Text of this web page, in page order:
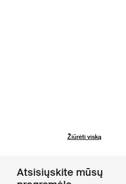
Žiūrėti viską
Atsisiųskite mūsų